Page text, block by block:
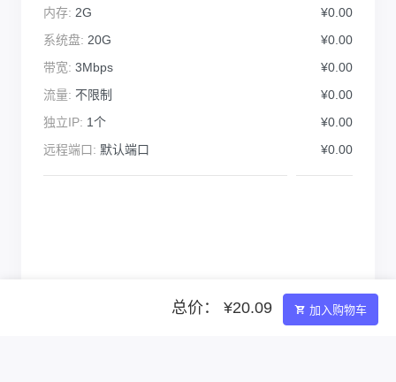
内存: 2G
¥0.00
系统盘: 20G
¥0.00
带宽: 3Mbps
¥0.00
流量: 不限制
¥0.00
独立IP: 1个
¥0.00
远程端口: 默认端口 ¥0.00
总价： ¥20.09 加入购物车